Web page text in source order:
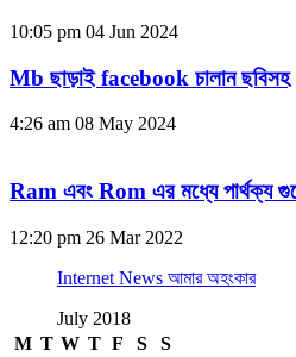
10:05 pm 04 Jun 2024
Mb ছাড়াই facebook চালান ছবিসহ
4:26 am 08 May 2024
Ram এবং Rom এর মধ্যে পার্থক্য
12:20 pm 26 Mar 2022
Internet News আমার অহংকার
July 2018
M T W T F S
S